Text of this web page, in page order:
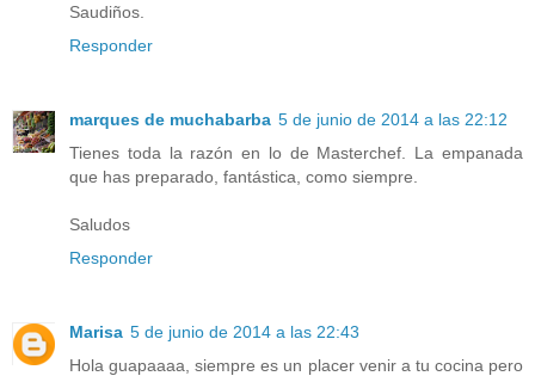
Saudiños.
Responder
marques de muchabarba 5 de junio de 2014 a las 22:12
Tienes toda la razón en lo de Masterchef. La empanada
que has preparado, fantástica, como siempre.
Saludos
Responder
Marisa 5 de junio de 2014 a las 22:43
Hola guapaaaa, siempre es un placer venir a tu cocina pero